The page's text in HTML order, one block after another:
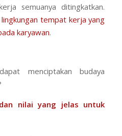
semuanya ditingkatkan.
lingkungan tempat kerja yang
karyawan.
menciptakan budaya
nilai yang jelas untuk